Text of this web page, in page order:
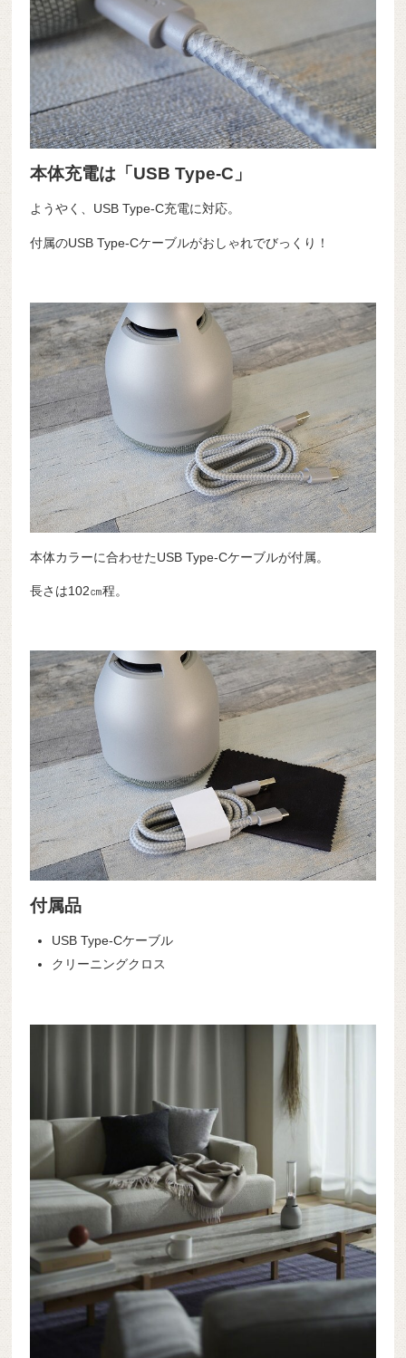
本体充電は「USB Type-C」
ようやく、USB Type-C充電に対応。
付属のUSB Type-Cケーブルがおしゃれでびっくり！
本体カラーに合わせたUSB Type-Cケーブルが付属。
長さは102㎝程。
付属品
USB Type-Cケーブル
クリーニングクロス